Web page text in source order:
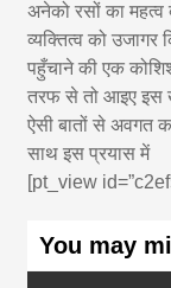
अनेको रसों का
व्यक्तित्व को
पहुँचाने की एक
तरफ से तो आइए इस
ऐसी बातों से अवगत
साथ इस प्रयास में
[pt_view
You may